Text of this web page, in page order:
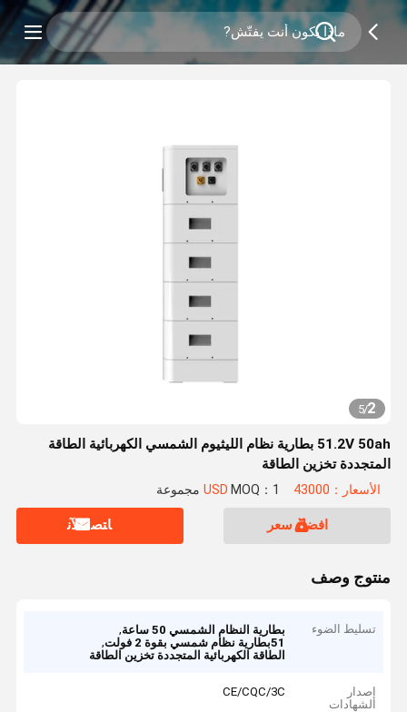
2
/
5
51.2V 50ah بطارية نظام الليثيوم الشمسي الكهربائية الطاقة
المتجددة تخزين الطاقة
الأسعار：43000 USD MOQ：1 مجموعة
افضل سعر ﺎﺘﺼﻟ ﺍﻶﻧ
منتوج وصف
تسليط الضوء بطارية النظام الشمسي 50 ساعة
,
51بطارية نظام شمسي بقوة 2 فولت
,
الطاقة الكهربائية المتجددة تخزين الطاقة
إصدار
الشهادات
CE/CQC/3C